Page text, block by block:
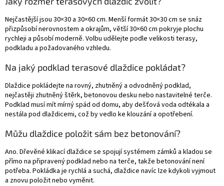
Nejčastější jsou 30×30 a 30×60 cm. Menší formát 30×30 cm se snáz
přizpůsobí nerovnostem a okrajům, větší 30×60 cm pokryje plochu
rychleji a působí moderně. Volbu udělejte podle velikosti terasy,
podkladu a požadovaného vzhledu.
Na jaký podklad terasové dlaždice pokládat?
Dlaždice pokládejte na rovný, zhutněný a odvodněný podklad,
nejčastěji zhutněný štěrk, betonovou desku nebo nastavitelné terče.
Podklad musí mít mírný spád od domu, aby dešťová voda odtékala a
nestála pod dlaždicemi, což by vedlo ke klouzání a opotřebení.
Můžu dlaždice položit sám bez betonování?
Ano. Dřevěné klikací dlaždice se spojují systémem zámků a kladou se
přímo na připravený podklad nebo na terče, takže betonování není
potřeba. Pokládka je rychlá a suchá, dlaždice navíc lze kdykoli vyjmout
a znovu položit nebo vyměnit.